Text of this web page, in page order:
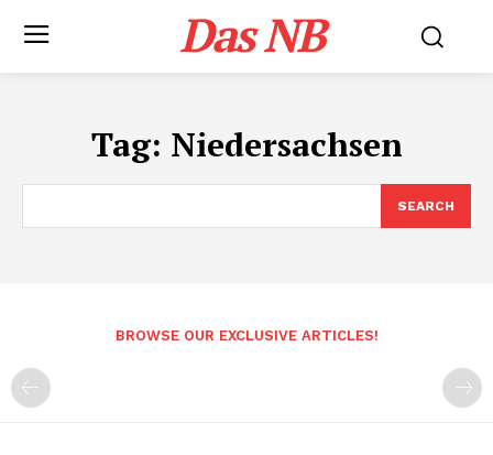
Das NB
Tag: Niedersachsen
SEARCH
BROWSE OUR EXCLUSIVE ARTICLES!